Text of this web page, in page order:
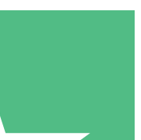
Sin compromiso